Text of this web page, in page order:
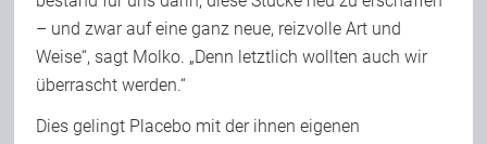
– und zwar auf eine ganz neue, reizvolle Art und
Weise“, sagt Molko. „Denn letztlich wollten auch wir
überrascht werden.“
Dies gelingt Placebo mit der ihnen eigenen